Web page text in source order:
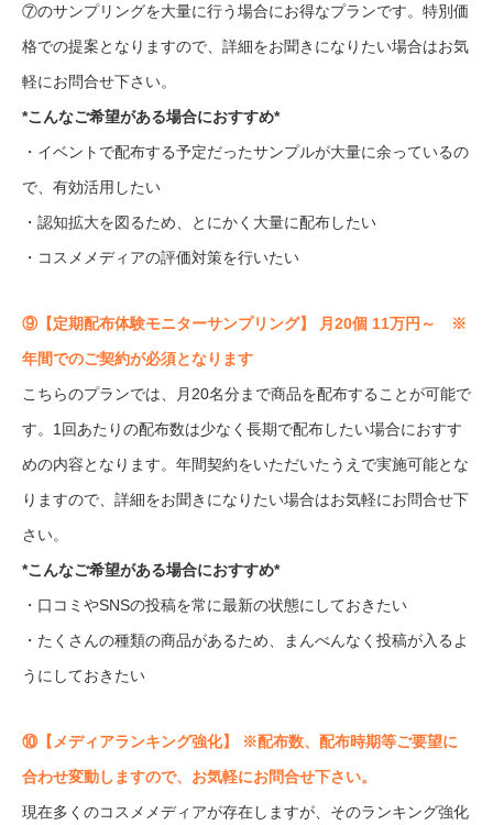
⑦のサンプリングを大量に行う場合にお得なプランです。特別価
格での提案となりますので、詳細をお聞きになりたい場合はお気
軽にお問合せ下さい。
*こんなご希望がある場合におすすめ*
・イベントで配布する予定だったサンプルが大量に余っているの
で、有効活用したい
・認知拡大を図るため、とにかく大量に配布したい
・コスメメディアの評価対策を行いたい
⑨【定期配布体験モニターサンプリング】 月20個 11万円～ ※
年間でのご契約が必須となります
こちらのプランでは、月20名分まで商品を配布することが可能で
す。1回あたりの配布数は少なく長期で配布したい場合におすす
めの内容となります。年間契約をいただいたうえで実施可能とな
りますので、詳細をお聞きになりたい場合はお気軽にお問合せ下
さい。
*こんなご希望がある場合におすすめ*
・口コミやSNSの投稿を常に最新の状態にしておきたい
・たくさんの種類の商品があるため、まんべんなく投稿が入るよ
うにしておきたい
⑩【メディアランキング強化】 ※配布数、配布時期等ご要望に
合わせ変動しますので、お気軽にお問合せ下さい。
現在多くのコスメメディアが存在しますが、そのランキング強化